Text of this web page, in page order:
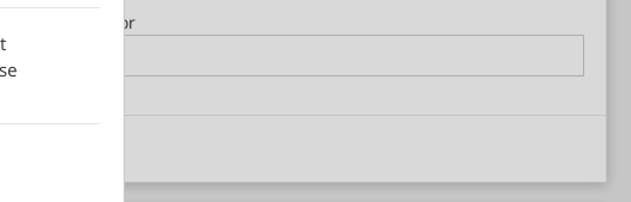
Empreendedor